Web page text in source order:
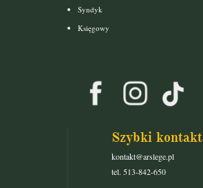
Syndyk
Księgowy
Szybki kontakt
kontakt@arslege.pl
tel. 513-842-650